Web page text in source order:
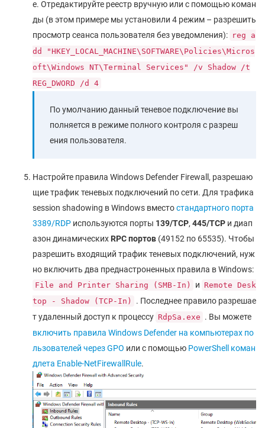
е. Отредактируйте реестр вручную или с помощью коман
ды (в этом примере мы установили 4 режим – разрешить
просмотр сеанса пользователя без уведомления): reg a
dd "HKEY_LOCAL_MACHINE\SOFTWARE\Policies\Micros
oft\Windows NT\Terminal Services" /v Shadow /t
REG_DWORD /d 4
По умолчанию данный теневое подключение вы
полняется в режиме полного контроля с разреш
ения пользователя.
Настройте правила Windows Defender Firewall, разрешаю
щие трафик теневых подключений по сети. Для трафика
session shadowing в Windows вместостандартного порта
3389/RDP используются порты 139/TCP, 445/TCP и диап
азон динамических RPC портов (49152 по 65535). Чтобы
разрешить входящий трафик теневых подключений, нуж
но включить два преднастроненных правила в Windows:
File and Printer Sharing (SMB-In) и Remote Desk
top - Shadow (TCP-In)
. Последнее правило разрешае
т удаленный доступ к процессу RdpSa.exe . Вы можете
включить правила Windows Defender на компьютерах по
льзователей через GPO или с помощью PowerShell коман
длета Enable-NetFirewallRule.